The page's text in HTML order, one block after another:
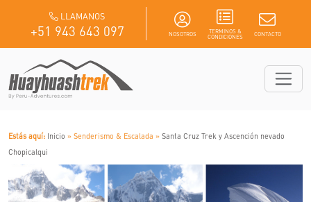
LLAMANOS
+51 943 643 097 NOSOTROS
TERMINOS &
CONDICIONES
CONTACTO
Estás aquí: Inicio » Senderismo & Escalada » Santa Cruz Trek y Ascención nevado
Chopicalqui